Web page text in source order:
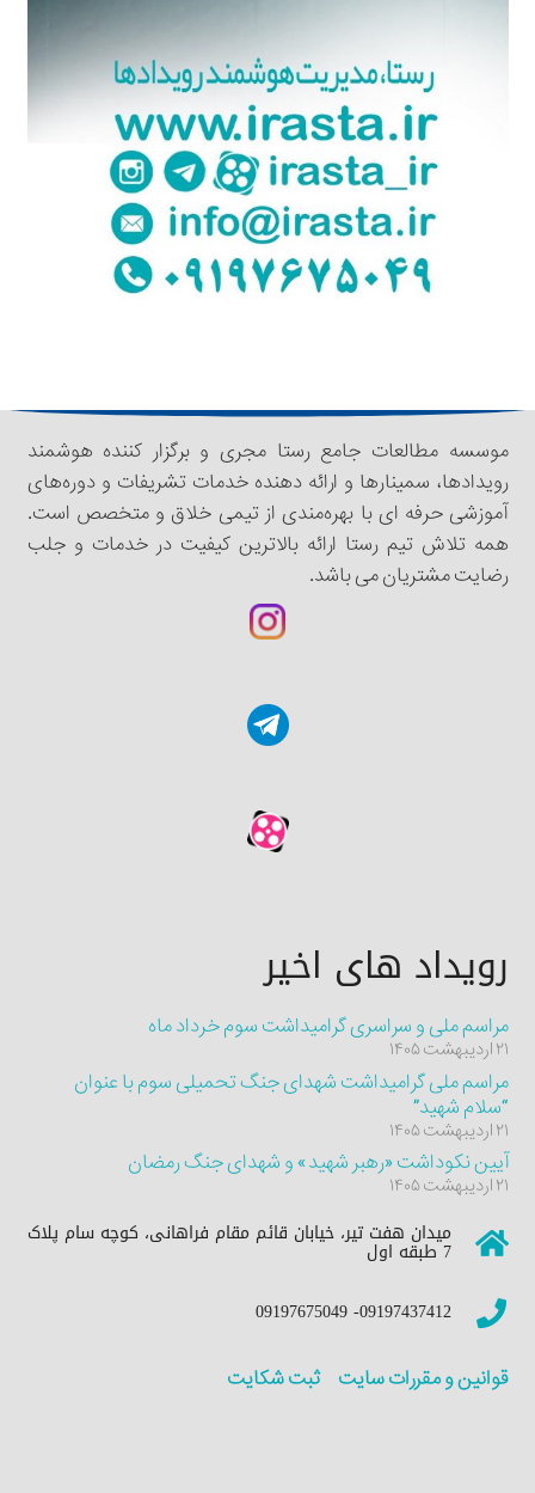
موسسه مطالعات جامع رستا مجری و برگزار کننده هوشمند
رویدادها، سمینار‌‌ها و ارائه دهنده خدمات تشریفات و دوره‌های
آموزشی حرفه ای با بهره‌مندی از تیمی خلاق و متخصص است.
همه تلاش تیم رستا ارائه بالاترین کیفیت در خدمات و جلب
رضایت مشتریان می باشد.
رویداد های اخیر
مراسم ملی و سراسری گرامیداشت سوم خرداد ماه
۲۱ اردیبهشت ۱۴۰۵
مراسم ملی گرامیداشت شهدای جنگ تحمیلی سوم با عنوان
“سلام شهید”
۲۱ اردیبهشت ۱۴۰۵
آیین نکوداشت «رهبر شهید» و شهدای جنگ رمضان
۲۱ اردیبهشت ۱۴۰۵
میدان هفت تیر، خیابان قائم مقام فراهانی، کوچه سام پلاک
7 طبقه اول
09197437412- 09197675049
قوانین و مقررات سایت ثبت شکایت